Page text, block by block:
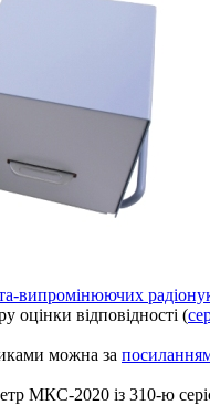
випромінюючих
оцінки відповідності (
можна за
МКС-2020 із 310-ю